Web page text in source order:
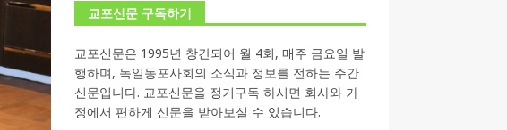
교포신문 구독하기
교포신문은 1995년 창간되어 월 4회, 매주 금요일 발
행하며, 독일동포사회의 소식과 정보를 전하는 주간
신문입니다. 교포신문을 정기구독 하시면 회사와 가
정에서 편하게 신문을 받아보실 수 있습니다.